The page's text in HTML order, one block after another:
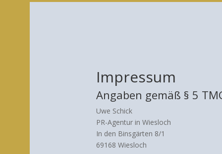
Impressum
Angaben gemäß § 5
Uwe Schick
PR-Agentur in Wiesloch
In den Binsgärten 8/1
69168 Wiesloch